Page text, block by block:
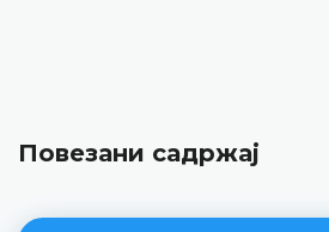
Повезани садржај